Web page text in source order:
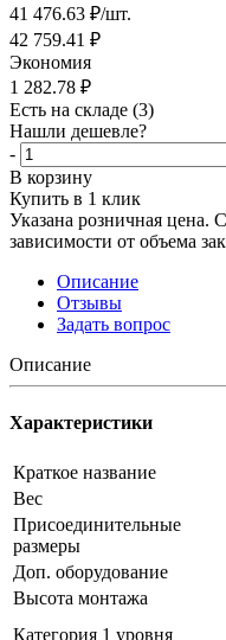
41 476.63 ₽/шт.
42 759.41 ₽
Экономия
1 282.78 ₽
Есть на складе (3)
Нашли дешевле?
-
В корзину
Купить в 1 клик
Указана розничная цена.
зависимости от объема
Описание
Отзывы
Задать вопрос
Описание
Характеристики
Краткое название
Вес
Присоединительные
размеры
Доп. оборудование
Высота монтажа
Категория 1 уровня